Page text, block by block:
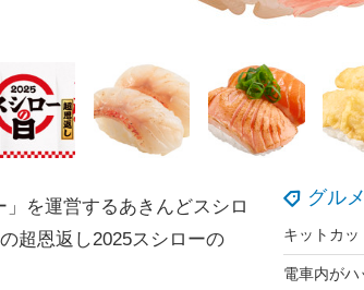
グルメ
を運営するあきんどスシロ
超恩返し2025スシローの